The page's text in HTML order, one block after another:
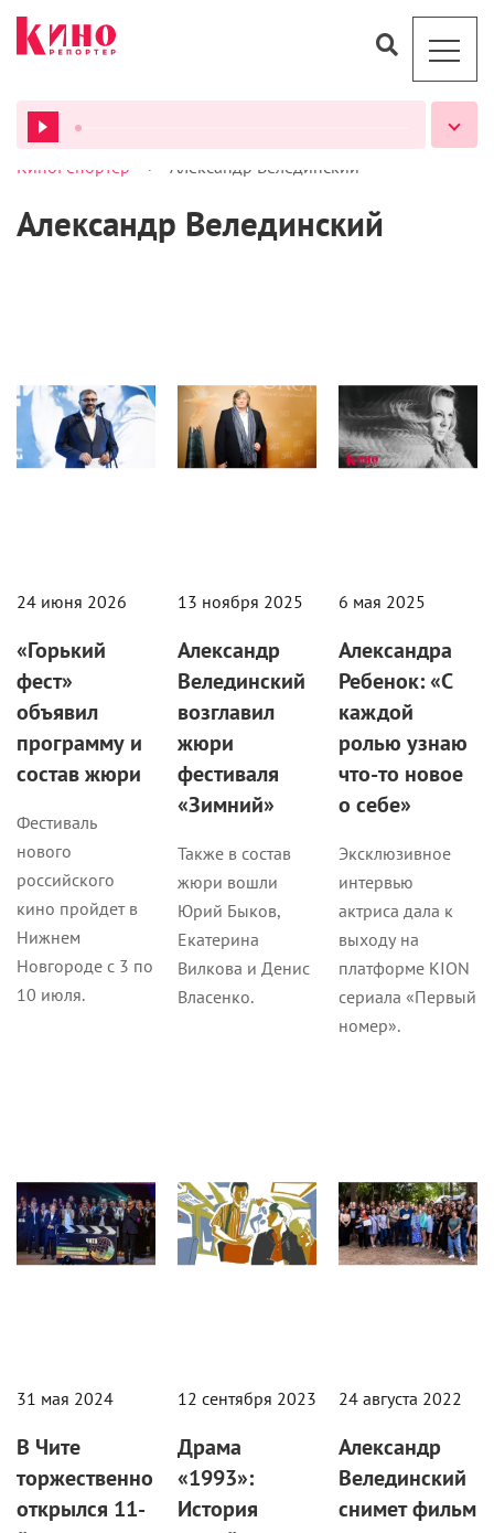
ВСЕ ПОДКАСТЫ
КиноРепортер > Александр Велединский
Александр Велединский
24 июня 2026
«Горький
фест»
объявил
программу и
состав жюри
Фестиваль
нового
российского
кино пройдет в
Нижнем
Новгороде с 3 по
10 июля.
13 ноября 2025
Александр
Велединский
возглавил
жюри
фестиваля
«Зимний»
Также в состав
жюри вошли
Юрий Быков,
Екатерина
Вилкова и Денис
Власенко.
6 мая 2025
Александра
Ребенок: «С
каждой
ролью узнаю
что-то новое
о себе»
Эксклюзивное
интервью
актриса дала к
выходу на
платформе KION
сериала «Первый
номер».
31 мая 2024
В Чите
торжественно
открылся 11-
12 сентября 2023
Драма
«1993»:
История
24 августа 2022
Александр
Велединский
снимет фильм